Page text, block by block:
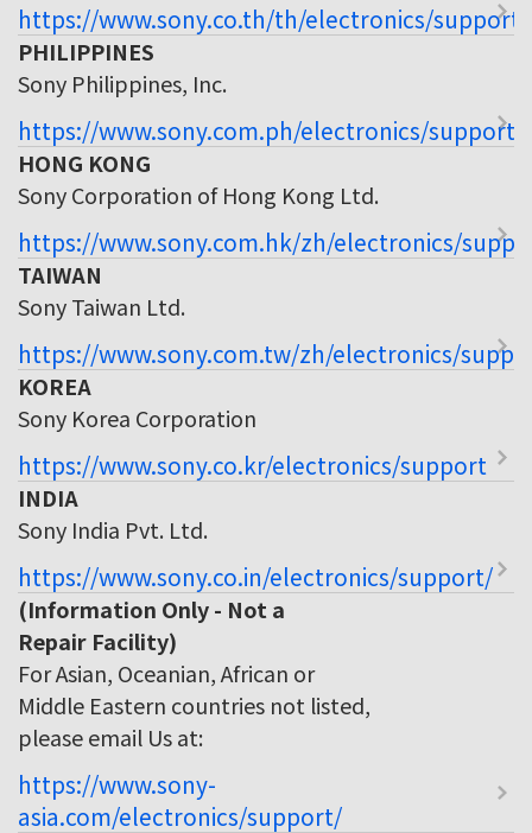
https://www.sony.co.th/th/electronics/support
PHILIPPINES
Sony Philippines, Inc.
https://www.sony.com.ph/electronics/support
HONG KONG
Sony Corporation of Hong Kong Ltd.
https://www.sony.com.hk/zh/electronics/
TAIWAN
Sony Taiwan Ltd.
https://www.sony.com.tw/zh/electronics/
KOREA
Sony Korea Corporation
https://www.sony.co.kr/electronics/support
INDIA
Sony India Pvt. Ltd.
https://www.sony.co.in/electronics/support/
(Information Only - Not a
Repair Facility)
For Asian, Oceanian, African or
Middle Eastern countries not listed,
please email Us at:
https://www.sony-
asia.com/electronics/support/